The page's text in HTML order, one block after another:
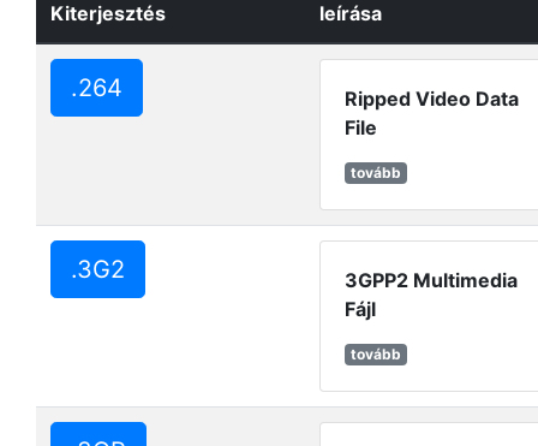
Kiterjesztés
leírása
.264
Ripped Video Data
File
tovább
.3G2
3GPP2 Multimedia
Fájl
tovább